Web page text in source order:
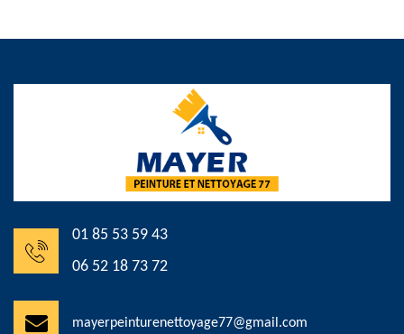
01 85 53 59 43
06 52 18 73 72
mayerpeinturenettoyage77@gmail.com